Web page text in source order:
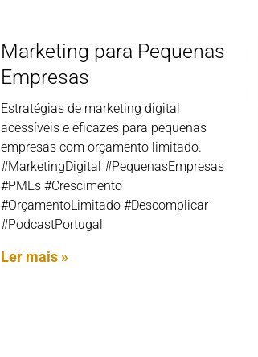
Marketing para Pequenas
Empresas
Estratégias de marketing digital
acessíveis e eficazes para pequenas
empresas com orçamento limitado.
#MarketingDigital #PequenasEmpresas
#PMEs #Crescimento
#OrçamentoLimitado #Descomplicar
#PodcastPortugal
Ler mais »